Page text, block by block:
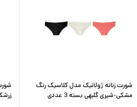
شورت زنانه ژولانیک مدل کلاسیک رنگ
مشکی-شیری گلبهی بسته 3 عددی